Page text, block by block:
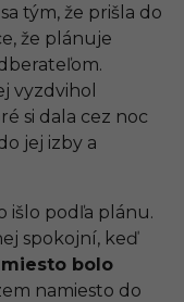
tým, že prišla do
že plánuje
vyzdvihol
si dala cez noc
jej izby a
išlo podľa plánu.
spokojní, keď
bolo
namiesto do